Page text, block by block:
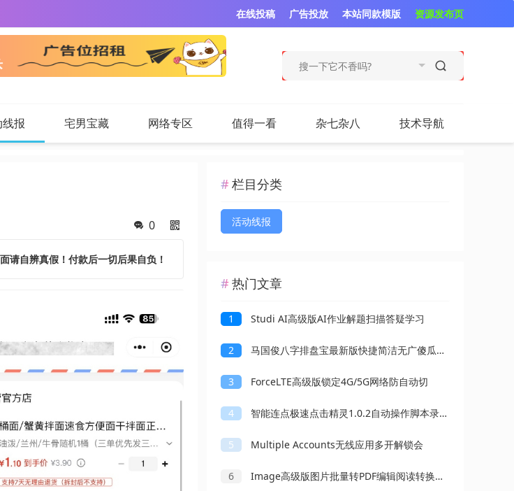
资源发布页
本站同款模版
广告投放
在线投稿
报 宅男宝藏 网络专区 值得一看 杂七杂八 技术导航
0
请自辨真假！付款后一切后果自负！
栏目分类
活动线报
热门文章
1 Studi AI高级版AI作业解题扫描答疑学习
2 马国俊八字排盘宝最新版快捷简洁无广傻瓜操作
3 ForceLTE高级版锁定4G/5G网络防自动切
4 智能连点极速点击精灵1.0.2自动操作脚本录制解放双手
5 Multiple Accounts无线应用多开解锁会
6 Image高级版图片批量转PDF编辑阅读转换工具